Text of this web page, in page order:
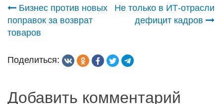
Навигация
по
записям
Бизнес против новых
поправок за возврат
товаров
Не только в ИТ-отрасли
дефицит кадров
Поделиться:
Добавить комментарий